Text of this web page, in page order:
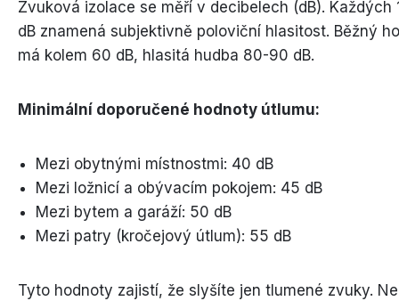
Zvuková izolace se měří v decibelech (dB). Každých
dB znamená subjektivně poloviční hlasitost. Běžný
má kolem 60 dB, hlasitá hudba 80-90 dB.
Minimální doporučené hodnoty útlumu:
Mezi obytnými místnostmi: 40 dB
Mezi ložnicí a obývacím pokojem: 45 dB
Mezi bytem a garáží: 50 dB
Mezi patry (kročejový útlum): 55 dB
Tyto hodnoty zajistí, že slyšíte jen tlumené zvuky. Ne